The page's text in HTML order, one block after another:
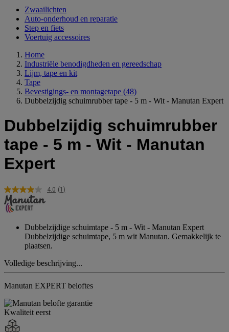
Zwaailichten
Auto-onderhoud en reparatie
Step en fiets
Voertuig accessoires
Home
Industriële benodigdheden en gereedschap
Lijm, tape en kit
Tape
Bevestigings- en montagetape (48)
Dubbelzijdig schuimrubber tape - 5 m - Wit - Manutan Expert
Dubbelzijdig schuimrubber
tape - 5 m - Wit - Manutan
Expert
4.0 Lees
paginalink.
(1)
Dubbelzijdige schuimtape - 5 m - Wit - Manutan Expert
Dubbelzijdige schuimtape, 5 m wit Manutan. Gemakkelijk te
plaatsen.
Volledige beschrijving...
Manutan EXPERT beloftes
Kwaliteit eerst